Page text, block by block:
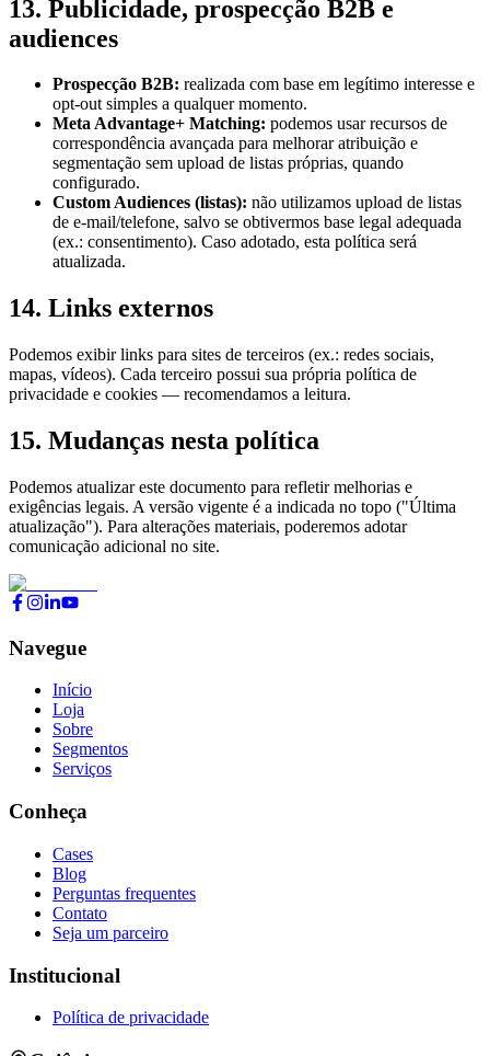
13. Publicidade, prospecção B2B e
audiences
Prospecção B2B: realizada com base em legítimo interesse e
opt-out simples a qualquer momento.
Meta Advantage+ Matching: podemos usar recursos de
correspondência avançada para melhorar atribuição e
segmentação sem upload de listas próprias, quando
configurado.
Custom Audiences (listas): não utilizamos upload de listas
de e-mail/telefone, salvo se obtivermos base legal adequada
(ex.: consentimento). Caso adotado, esta política será
atualizada.
14. Links externos
Podemos exibir links para sites de terceiros (ex.: redes sociais,
mapas, vídeos). Cada terceiro possui sua própria política de
privacidade e cookies — recomendamos a leitura.
15. Mudanças nesta política
Podemos atualizar este documento para refletir melhorias e
exigências legais. A versão vigente é a indicada no topo ("Última
atualização"). Para alterações materiais, poderemos adotar
comunicação adicional no site.
Navegue
Início
Loja
Sobre
Segmentos
Serviços
Conheça
Cases
Blog
Perguntas frequentes
Contato
Seja um parceiro
Institucional
Política de privacidade